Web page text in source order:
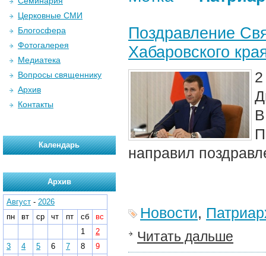
Поздравление
Хабаровского
направил
Новости,
Читать дальше
Церковные СМИ
Блогосфера
Фотогалерея
Медиатека
Вопросы священнику
Архив
Контакты
Календарь
Архив
Август - 2026
пн
вт ср чт пт сб
вс
1
2
3
4 5 6 7 8
9